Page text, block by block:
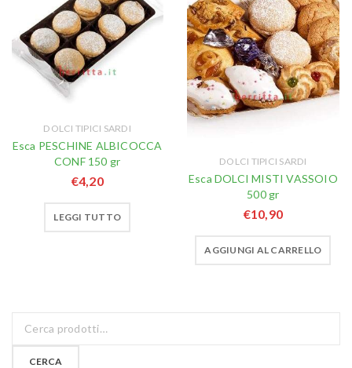
DOLCI TIPICI SARDI
Esca PESCHINE ALBICOCCA
CONF 150 gr
€4,20
LEGGI TUTTO
DOLCI TIPICI SARDI
Esca DOLCI MISTI VASSOIO
500 gr
€10,90
AGGIUNGI AL CARRELLO
CERCA